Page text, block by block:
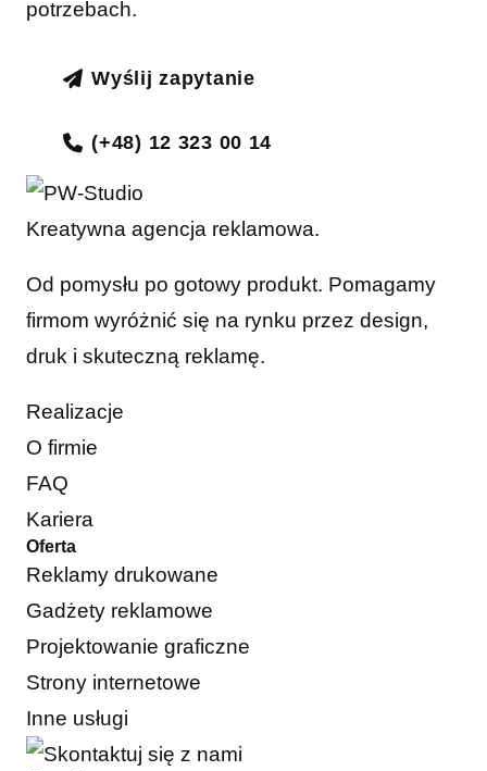
potrzebach.
Wyślij zapytanie
(+48) 12 323 00 14
Kreatywna agencja reklamowa.
Od pomysłu po gotowy produkt. Pomagamy
firmom wyróżnić się na rynku przez design,
druk i skuteczną reklamę.
Realizacje
O firmie
FAQ
Kariera
Oferta
Reklamy drukowane
Gadżety reklamowe
Projektowanie graficzne
Strony internetowe
Inne usługi